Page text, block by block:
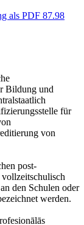
als PDF 87.98
Bildung und
für
von
post-
den Schulen oder
werden.